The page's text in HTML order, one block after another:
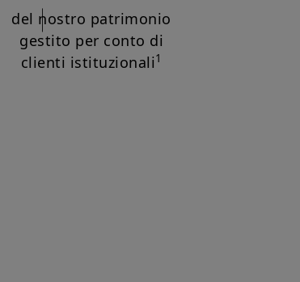
del nostro patrimonio
gestito per conto di
clienti istituzionali1